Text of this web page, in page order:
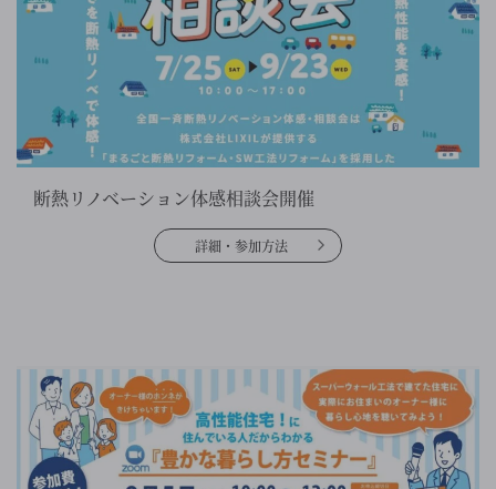
断熱リノベーション体感相談会開催
詳細・参加方法